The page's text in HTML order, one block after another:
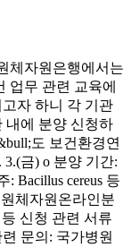
체자원은행에서는
업무 관련 교육에
자 하니 각 기관
내에 분양 신청하
도 보건환경연
3.(금) o 분양 기간:
: Bacillus cereus 등
체자원온라인분
신청 관련 서류
문의: 국가병원